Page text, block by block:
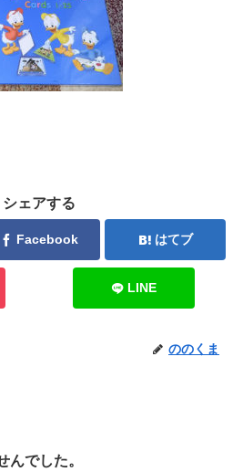
シェアする
Facebook はてブ
LINE
ののくま
んでした。